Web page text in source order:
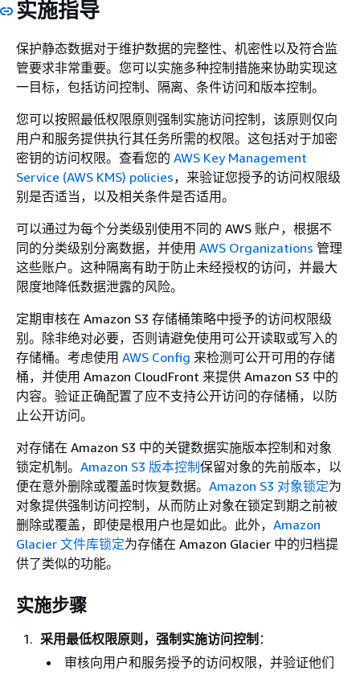
实施指导
保护静态数据对于维护数据的完整性、机密性以及符合监
管要求非常重要。您可以实施多种控制措施来协助实现这
一目标，包括访问控制、隔离、条件访问和版本控制。
您可以按照最低权限原则强制实施访问控制，该原则仅向
用户和服务提供执行其任务所需的权限。这包括对于加密
密钥的访问权限。查看您的 AWS Key Management
Service (AWS KMS) policies，来验证您授予的访问权限级
别是否适当，以及相关条件是否适用。
可以通过为每个分类级别使用不同的 AWS 账户，根据不
同的分类级别分离数据，并使用 AWS Organizations 管理
这些账户。这种隔离有助于防止未经授权的访问，并最大
限度地降低数据泄露的风险。
定期审核在 Amazon S3 存储桶策略中授予的访问权限级
别。除非绝对必要，否则请避免使用可公开读取或写入的
存储桶。考虑使用 AWS Config 来检测可公开可用的存储
桶，并使用 Amazon CloudFront 来提供 Amazon S3 中的
内容。验证正确配置了应不支持公开访问的存储桶，以防
止公开访问。
对存储在 Amazon S3 中的关键数据实施版本控制和对象
锁定机制。 Amazon S3 版本控制保留对象的先前版本，以
便在意外删除或覆盖时恢复数据。 Amazon S3 对象锁定为
对象提供强制访问控制，从而防止对象在锁定到期之前被
删除或覆盖，即使是根用户也是如此。此外， Amazon
Glacier 文件库锁定为存储在 Amazon Glacier 中的归档提
供了类似的功能。
实施步骤
采用最低权限原则，强制实施访问控制 ：
审核向用户和服务授予的访问权限，并验证他们